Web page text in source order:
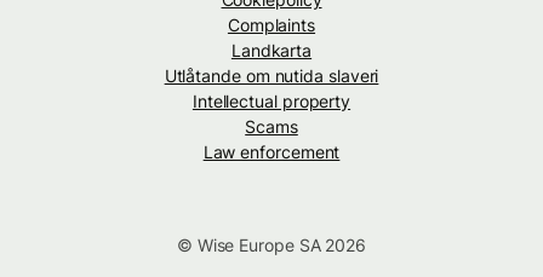
Complaints
Landkarta
Utlåtande om nutida slaveri
Intellectual property
Scams
Law enforcement
© Wise Europe SA 2026